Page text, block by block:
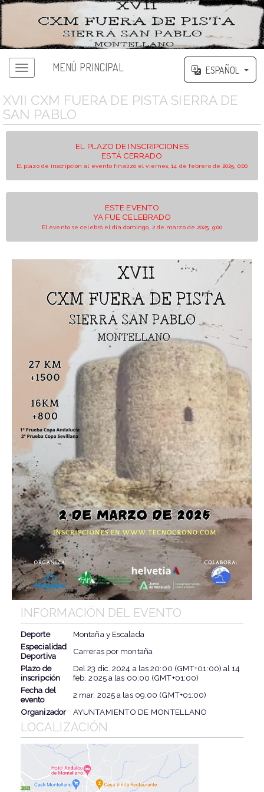
MENÚ PRINCIPAL ESPAÑOL
XVII CXM FUERA DE PISTA SIERRA DE
SAN PABLO
EL PLAZO DE INSCRIPCIONES
ESTÁ CERRADO
El plazo de inscripción al evento finalizó el viernes, 14 de febrero de 2025, 0:00
ESTE EVENTO
YA FUE CELEBRADO
El evento se celebró el día domingo, 2 de marzo de 2025, 9:00
INFORMACIÓN DEL EVENTO
Deporte
Montaña y Escalada
Especialidad
Deportiva
Carreras por montaña
Plazo de
inscripción
Del23 dic. 2024 a las20:00 (GMT+01:00) al14
feb. 2025a las 00:00 (GMT+01:00)
Fecha del
evento
2 mar. 2025a las 09:00 (GMT+01:00)
Organizador
AYUNTAMIENTO DE MONTELLANO
LOCALIZACIÓN